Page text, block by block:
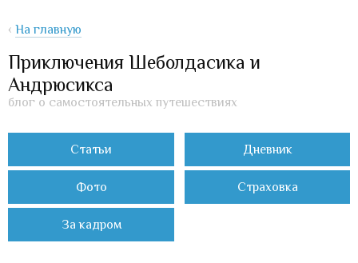
‹ На главную
Приключения Шеболдасика и
Андрюсикса
блог о самостоятельных путешествиях
Статьи Дневник
Фото Страховка
За кадром